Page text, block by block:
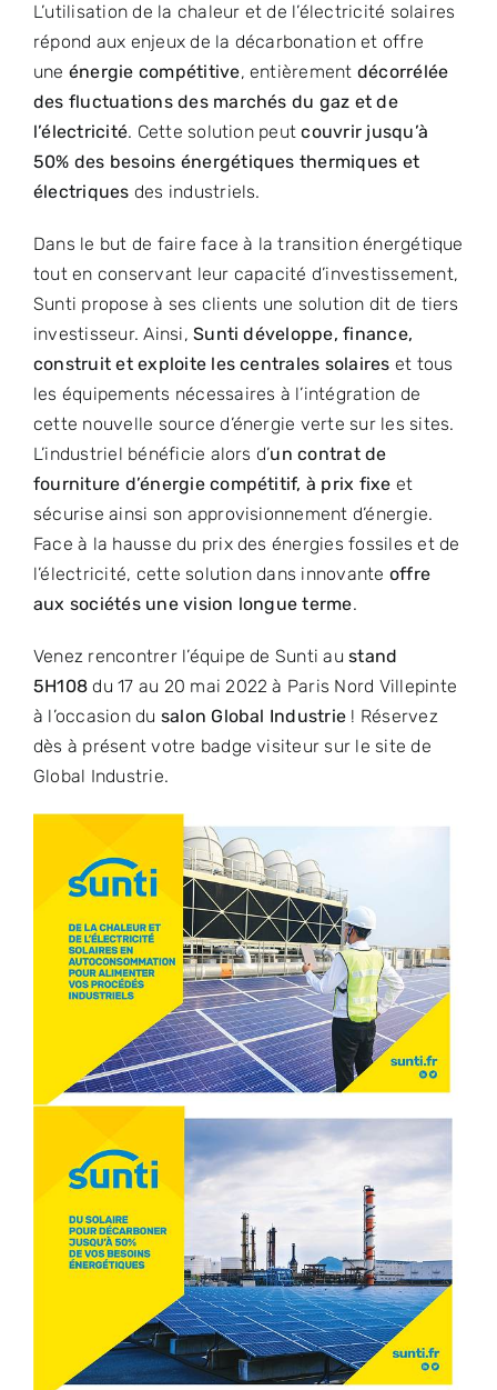
L’utilisation de la chaleur et de l’électricité solaires
répond aux enjeux de la décarbonation et offre
une énergie compétitive, entièrement décorrélée
des fluctuations des marchés du gaz et de
l’électricité. Cette solution peutcouvrir jusqu’à
50% des besoins énergétiques thermiques et
électriques des industriels.
Dans le but de faire face à la transition énergétique
tout en conservant leur capacité d’investissement,
Sunti propose à ses clients une solution dit de tiers
investisseur. Ainsi,Sunti développe, finance,
construit et exploite les centrales solaires et tous
les équipements nécessaires à l’intégration de
cette nouvelle source d’énergie verte sur les sites.
L’industriel bénéficie alors d’un contrat de
fourniture d’énergie compétitif, à prix fixe et
sécurise ainsi son approvisionnement d’énergie.
Face à la hausse du prix des énergies fossiles et de
l’électricité, cette solution dans innovante offre
aux sociétés une vision longue terme.
Venez rencontrer l’équipe de Sunti austand
5H108 du 17 au 20 mai 2022 à Paris Nord Villepinte
à l’occasion du salon Global Industrie ! Réservez
dès à présent votre badge visiteur sur le site de
Global Industrie.